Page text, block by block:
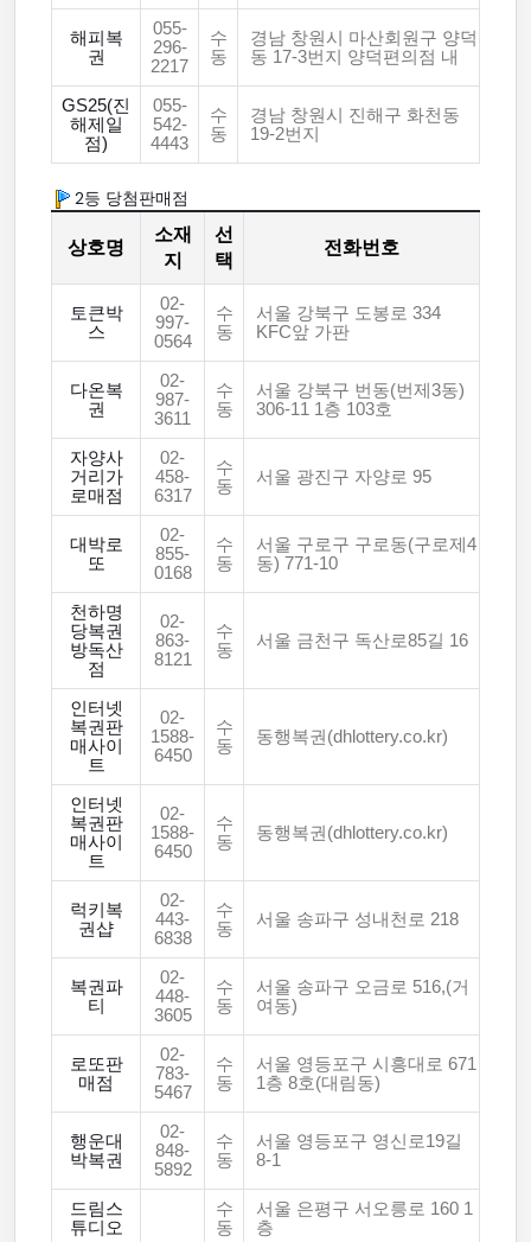
해피복
권
055-
296-
2217
수
동
경남 창원시 마산회원구 양덕
동 17-3번지 양덕편의점 내
GS25(진
해제일
점)
055-
542-
4443
수
동
경남 창원시 진해구 화천동
19-2번지
2등 당첨판매점
상호명
소재
지
선
택
전화번호
토큰박
스
02-
997-
0564
수
동
서울 강북구 도봉로 334
KFC앞 가판
다온복
권
02-
987-
3611
수
동
서울 강북구 번동(번제3동)
306-11 1층 103호
자양사
거리가
로매점
02-
458-
6317
수
동
서울 광진구 자양로 95
대박로
또
02-
855-
0168
수
동
서울 구로구 구로동(구로제4
동) 771-10
천하명
당복권
방독산
점
02-
863-
8121
수
동
서울 금천구 독산로85길 16
인터넷
복권판
매사이
트
02-
1588-
6450
수
동
동행복권(dhlottery.co.kr)
인터넷
복권판
매사이
트
02-
1588-
6450
수
동
동행복권(dhlottery.co.kr)
럭키복
권샵
02-
443-
6838
수
동
서울 송파구 성내천로 218
복권파
티
02-
448-
3605
수
동
서울 송파구 오금로 516,(거
여동)
로또판
매점
02-
783-
5467
수
동
서울 영등포구 시흥대로 671
1층 8호(대림동)
행운대
박복권
02-
848-
5892
수
동
서울 영등포구 영신로19길
8-1
드림스
튜디오
수
동
서울 은평구 서오릉로 160 1
층